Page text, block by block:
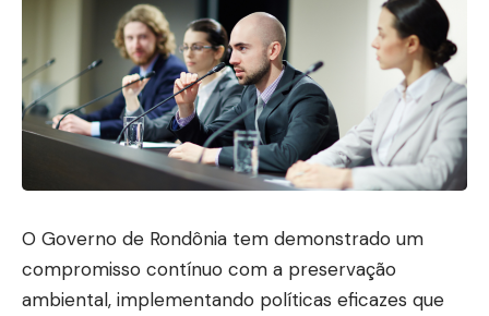
O Governo de Rondônia tem demonstrado um
compromisso contínuo com a preservação
ambiental, implementando políticas eficazes que